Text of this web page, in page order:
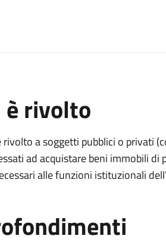
è rivolto
rivolto a soggetti pubblici o privati
ad acquistare beni immobili
alle funzioni istituzionali